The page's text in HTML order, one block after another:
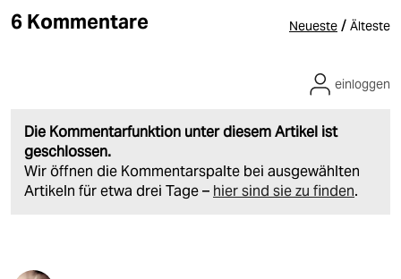
6 Kommentare Neueste / Älteste
Die Kommentarfunktion unter diesem Artikel ist
geschlossen.
Wir öffnen die Kommentarspalte bei ausgewählten
Artikeln für etwa drei Tage – hier sind sie zu finden.
einloggen